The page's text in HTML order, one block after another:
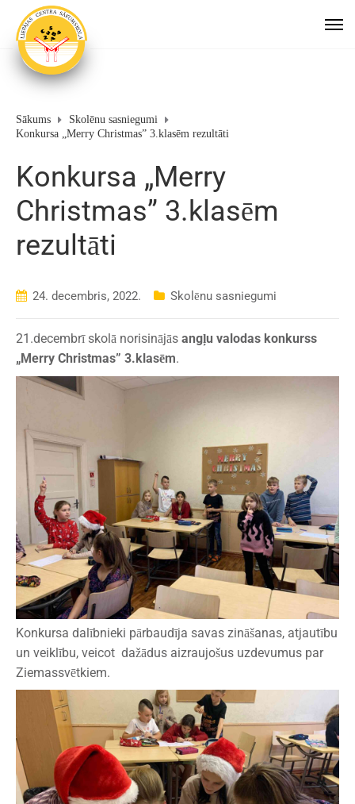
Sākums
Skolēnu sasniegumi
Konkursa „Merry Christmas” 3.klasēm rezultāti
Konkursa „Merry
Christmas” 3.klasēm
rezultāti
24. decembris, 2022. Skolēnu sasniegumi
21.decembrī skolā norisinājās angļu valodas konkurss
„Merry Christmas” 3.klasēm.
Konkursa dalībnieki pārbaudīja savas zināšanas, atjautību
un veiklību, veicot dažādus aizraujošus uzdevumus par
Ziemassvētkiem.